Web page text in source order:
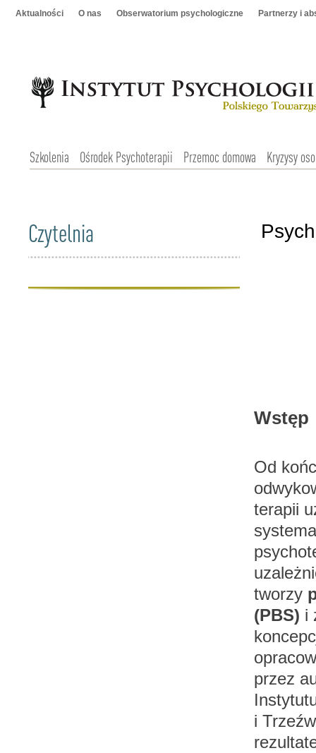
Aktualności O nas Obserwatorium psychologiczne Partnerzy i
Szkolenia Ośrodek Psychoterapii Przemoc domowa Kryzysy
Czytelnia
Wstęp
Od
terapii
tworzy
(PBS) i
przez
i